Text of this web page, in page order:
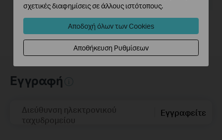
Εγγραφή
Διεύθυνση ηλεκτρονικού
ταχυδρομείου
Εγγραφείτε
σχετικές διαφημίσεις σε άλλους ιστότοπους.
Αποδοχή όλων των Cookies
Αποθήκευση Ρυθμίσεων